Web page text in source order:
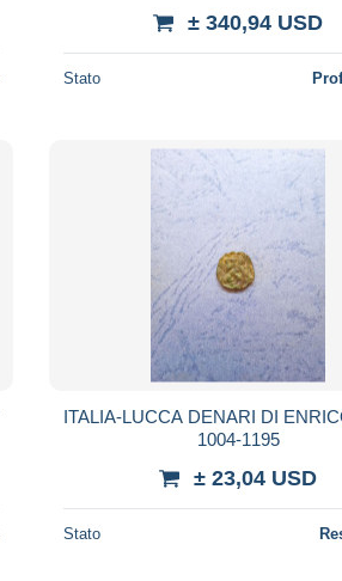
± 340,94 USD
Stato
ITALIA-LUCCA DENARI DI
1004-1195
± 23,04 USD
Stato